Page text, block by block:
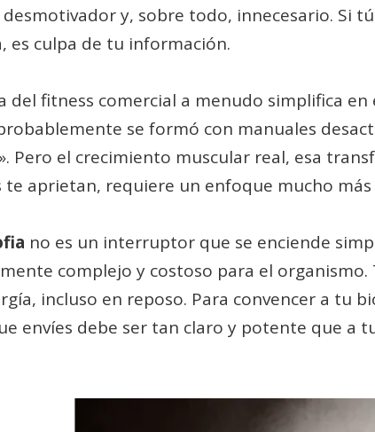
y, sobre todo, innecesario. Si
es culpa de tu información.
del fitness comercial a menudo simplifica en
se formó con manuales
Pero el crecimiento muscular real, esa
te aprietan, requiere un enfoque mucho
no es un interruptor que se enciende
complejo y costoso para el
incluso en reposo. Para convencer a tu
envíes debe ser tan claro y potente que a